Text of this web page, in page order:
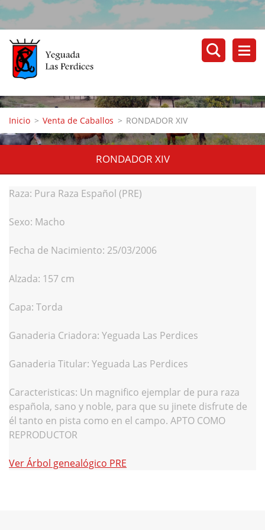
Inicio > Venta de Caballos > RONDADOR XIV
RONDADOR XIV
Raza: Pura Raza Español (PRE)
Sexo: Macho
Fecha de Nacimiento: 25/03/2006
Alzada: 157 cm
Capa: Torda
Ganaderia Criadora: Yeguada Las Perdices
Ganaderia Titular: Yeguada Las Perdices
Caracteristicas: Un magnifico ejemplar de pura raza
española, sano y noble, para que su jinete disfrute de
él tanto en pista como en el campo. APTO COMO
REPRODUCTOR
VerÁrbol genealógico PRE